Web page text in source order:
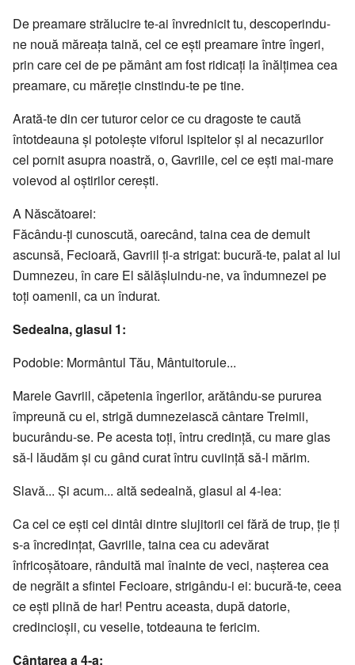
De preamare strălucire te-ai învrednicit tu, descoperindu-
ne nouă măreaţa taină, cel ce eşti preamare între îngeri,
prin care cei de pe pământ am fost ridicaţi la înălţimea cea
preamare, cu măreţie cinstindu-te pe tine.
Arată-te din cer tuturor celor ce cu dragoste te caută
întotdeauna şi potoleşte viforul ispitelor şi al necazurilor
cel pornit asupra noastră, o, Gavriile, cel ce eşti mai-mare
voievod al oştirilor cereşti.
A Născătoarei:
Făcându-ţi cunoscută, oarecând, taina cea de demult
ascunsă, Fecioară, Gavriil ţi-a strigat: bucură-te, palat al lui
Dumnezeu, în care El sălăşluindu-ne, va îndumnezei pe
toţi oamenii, ca un îndurat.
Sedealna, glasul 1:
Podobie: Mormântul Tău, Mântuitorule...
Marele Gavriil, căpetenia îngerilor, arătându-se pururea
împreună cu ei, strigă dumnezeiască cântare Treimii,
bucurându-se. Pe acesta toţi, întru credinţă, cu mare glas
să-l lăudăm şi cu gând curat întru cuviinţă să-l mărim.
Slavă... Și acum... altă sedealnă, glasul al 4-lea:
Ca cel ce eşti cel dintâi dintre slujitorii cei fără de trup, ţie ţi
s-a încredinţat, Gavriile, taina cea cu adevărat
înfricoşătoare, rânduită mai înainte de veci, naşterea cea
de negrăit a sfintei Fecioare, strigându-i ei: bucură-te, ceea
ce eşti plină de har! Pentru aceasta, după datorie,
credincioşii, cu veselie, totdeauna te fericim.
Cântarea a 4-a: